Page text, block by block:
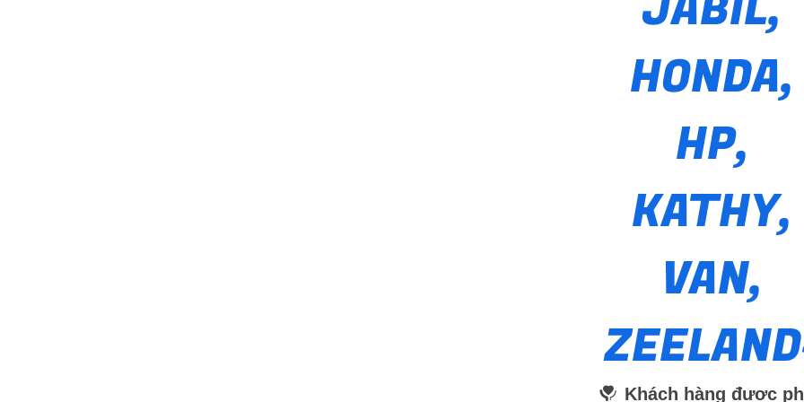
HONDA,
HP,
KATHY,
VAN,
ZEELAND
Khách hàng được